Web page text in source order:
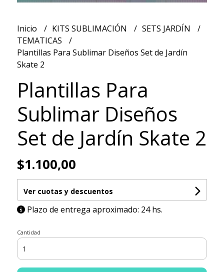
Inicio KITS SUBLIMACIÓN
SETS JARDÍN
TEMATICAS
Plantillas Para Sublimar Diseños Set de Jardín
Skate 2
Plantillas Para
Sublimar Diseños
Set de Jardín Skate 2
$1.100,00
Ver cuotas y descuentos
Plazo de entrega aproximado: 24 hs.
Cantidad